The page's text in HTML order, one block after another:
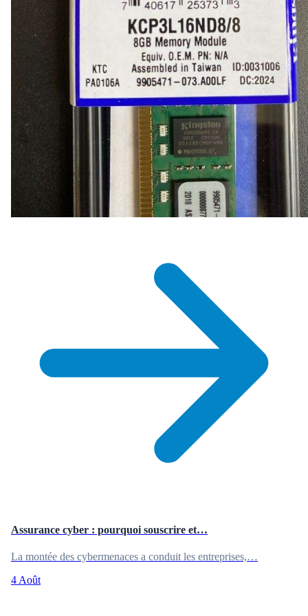
Assurance cyber : pourquoi souscrire et…
La montée des cybermenaces a conduit les entreprises,…
4 Août